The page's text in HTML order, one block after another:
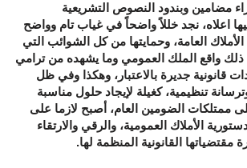
مضامين وبندود النصوص التشريعية
اعلاه، نجد خللاً واضحاً في غياب تام وواضح
العامة، وحمايتها من كل الشوائب التي
ذلك واقع الملك العمومي وما يشهده من ترامي
قانونية جديرة بالاعتبار، وهكذا وفي ظل
تنظيمية، كغيلة لإيجاد حلول مناسبة
ممتلكات الضومين العام، أصبح لازما على
الأملاك العمومية، والرقي والارتقاء
مقتضياتها القانونية المنظمة لها.